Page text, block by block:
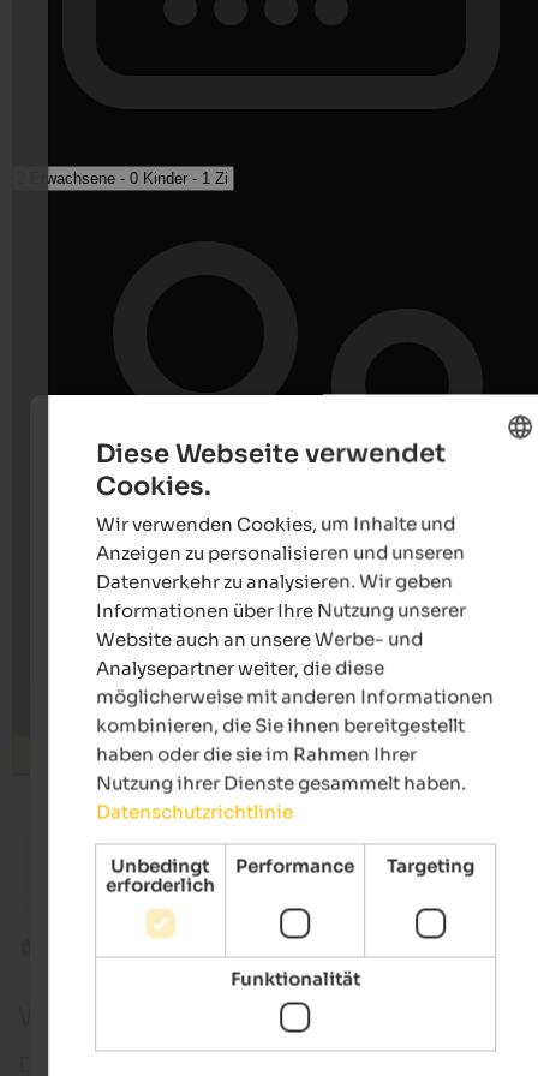
Haus Sepp Plank
Urlaubsgenuss | Welschnofen im Eggental
Webcam am Karersee
GERMAN
Diese Webseite verwendet
Cookies.
Wir verwenden Cookies, um Inhalte und
Anzeigen zu personalisieren und unseren
Datenverkehr zu analysieren. Wir geben
Informationen über Ihre Nutzung unserer
Website auch an unsere Werbe- und
Analysepartner weiter, die diese
möglicherweise mit anderen Informationen
kombinieren, die Sie ihnen bereitgestellt
haben oder die sie im Rahmen Ihrer
Nutzung ihrer Dienste gesammelt haben.
Datenschutzrichtlinie
Unbedingt
erforderlich
Performance Targeting
Funktionalität